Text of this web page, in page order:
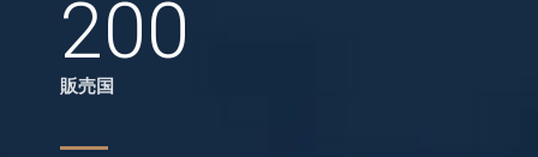
200
販売国